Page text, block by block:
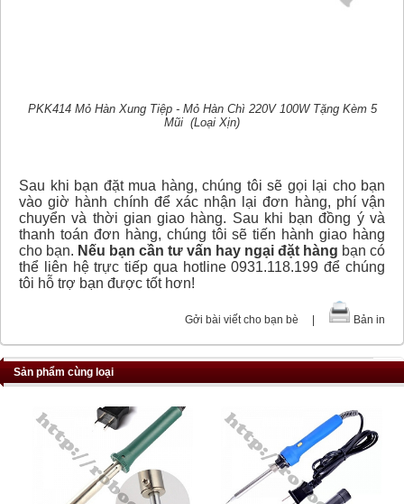
PKK414 Mỏ Hàn Xung Tiệp - Mỏ Hàn Chì 220V 100W Tặng Kèm 5
Mũi (Loại Xịn)
Sau khi bạn đặt mua hàng, chúng tôi sẽ gọi lại cho bạn
vào giờ hành chính để xác nhận lại đơn hàng, phí vận
chuyển và thời gian giao hàng. Sau khi bạn đồng ý và
thanh toán đơn hàng, chúng tôi sẽ tiến hành giao hàng
cho bạn. Nếu bạn cần tư vấn hay ngại đặt hàng bạn có
thể liên hệ trực tiếp qua hotline 0931.118.199 để chúng
tôi hỗ trợ bạn được tốt hơn!
Gởi bài viết cho bạn bè Bản in
Sản phẩm cùng loại